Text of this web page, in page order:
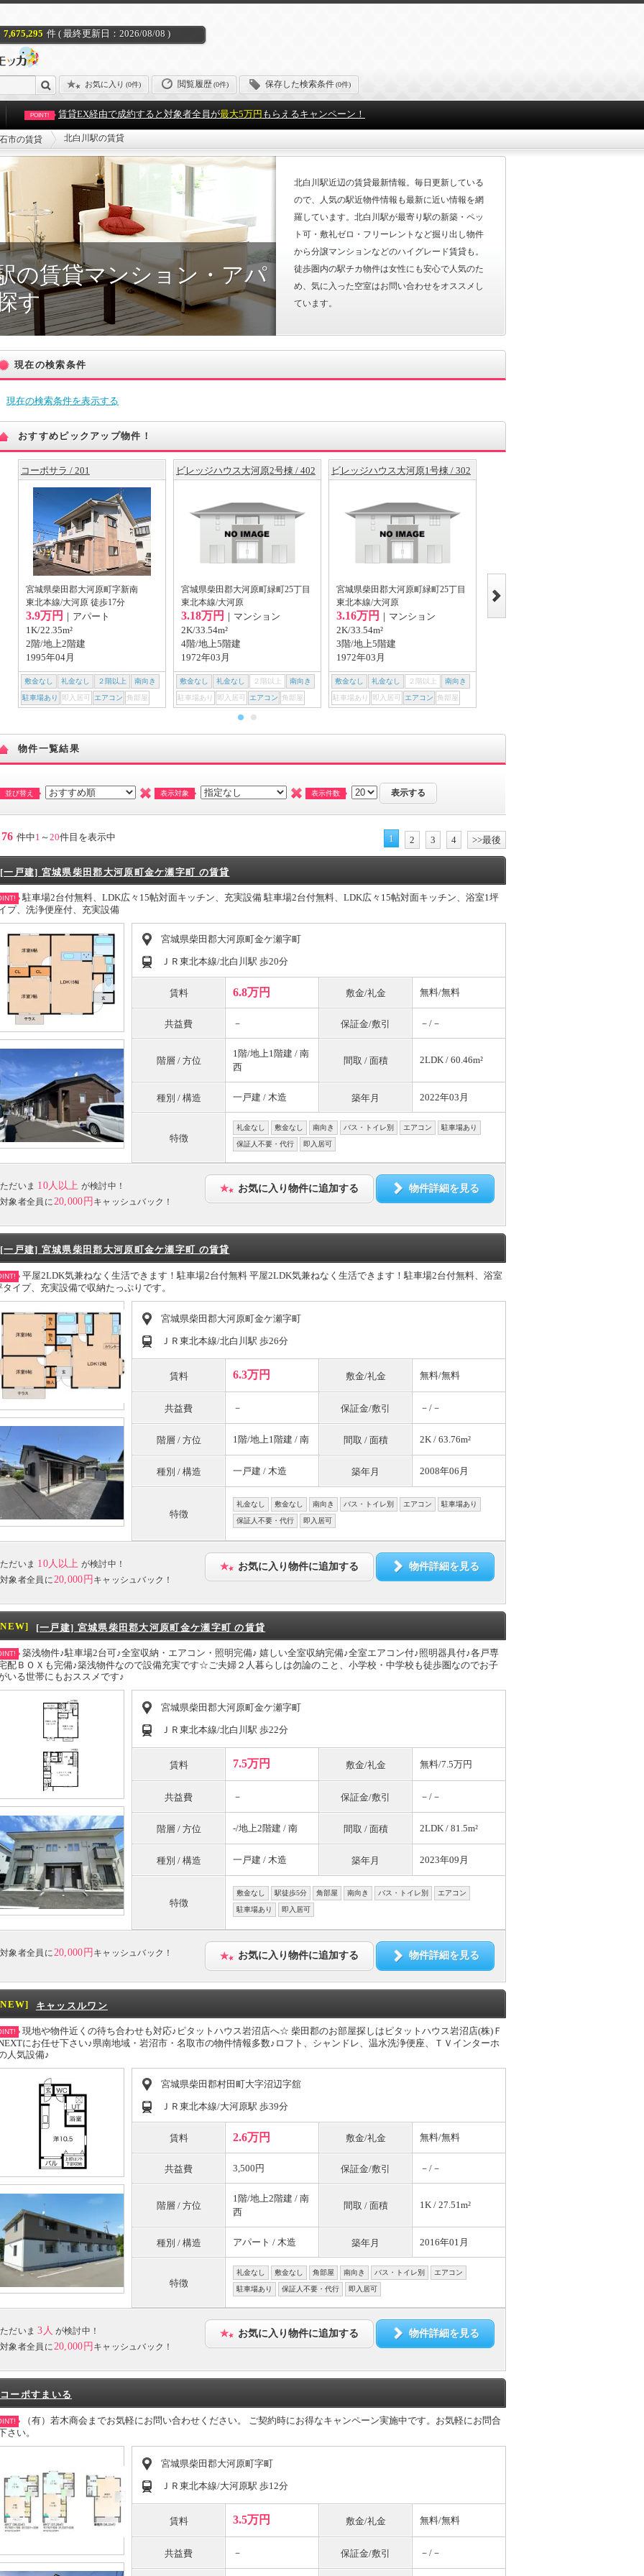
7,675,295 件 ( 最終更新日：2026/08/08 )
お気に入り (0件) 閲覧履歴(0件) 保存した検索条件(0件)
POINT! 賃貸EX経由で成約すると対象者全員が最大5万円 もらえるキャンペーン！
市の賃貸 北白川駅の賃貸
の賃貸マンション・アパ
す
北白川駅近辺の賃貸最新情報。毎日更新している
ので、人気の駅近物件情報も最新に近い情報を網
羅しています。北白川駅が最寄り駅の新築・ペッ
ト可・敷礼ゼロ・フリーレントなど掘り出し物件
から分譲マンションなどのハイグレード賃貸も。
徒歩圏内の駅チカ物件は女性にも安心で人気のた
め、気に入った空室はお問い合わせをオススメし
ています。
現在の検索条件
現在の検索条件を表示する
おすすめピックアップ物件！
コーポサラ / 201
宮城県柴田郡大河原町字新南
東北本線/大河原 徒歩17分
3.9万円 ｜アパート
1K/22.35m²
2階/地上2階建
1995年04月
敷金なし 礼金なし ２階以上 南向き
駐車場あり 即入居可 エアコン 角部屋
ビレッジハウス大河原2号棟 / 402
宮城県柴田郡大河原町緑町25丁目
東北本線/大河原
3.18万円 ｜マンション
2K/33.54m²
4階/地上5階建
1972年03月
敷金なし 礼金なし ２階以上 南向き
駐車場あり 即入居可 エアコン 角部屋
ビレッジハウス大河原1号棟 / 302
宮城県柴田郡大河原町緑町25丁目
東北本線/大河原
3.16万円 ｜マンション
2K/33.54m²
3階/地上5階建
1972年03月
敷金なし 礼金なし ２階以上 南向き
駐車場あり 即入居可 エアコン 角部屋
宮城県柴田郡大河原町緑町25丁目
東北本線/大河原
3.53万円
物件一覧結果
並び替え 表示対象 表示件数
76 件中1 ～ 20件目を表示中 1 2 3 4 >>最後
[一戸建] 宮城県柴田郡大河原町金ケ瀬字町 の賃貸
駐車場2台付無料、LDK広々15帖対面キッチン、充実設備 駐車場2台付無料、LDK広々15帖対面キッチン、浴室1坪
プ、洗浄便座付、充実設備
宮城県柴田郡大河原町金ケ瀬字町
ＪＲ東北本線/北白川駅 歩20分
賃料 6.8万円 敷金/礼金 無料/無料
共益費 － 保証金/敷引 －/－
階層 / 方位
1階/地上1階建 / 南
西
間取 / 面積 2LDK / 60.46m²
種別 / 構造 一戸建 / 木造 築年月 2022年03月
特徴
礼金なし 敷金なし 南向き バス・トイレ別 エアコン 駐車場あり
保証人不要・代行 即入居可
ただいま 10人以上 が検討中！
対象者全員に20,000円 キャッシュバック！
お気に入り物件に追加する 物件詳細を見る
[一戸建] 宮城県柴田郡大河原町金ケ瀬字町 の賃貸
平屋2LDK気兼ねなく生活できます！駐車場2台付無料 平屋2LDK気兼ねなく生活できます！駐車場2台付無料、浴室
タイプ、充実設備で収納たっぷりです。
宮城県柴田郡大河原町金ケ瀬字町
ＪＲ東北本線/北白川駅 歩26分
賃料 6.3万円 敷金/礼金 無料/無料
共益費 － 保証金/敷引 －/－
階層 / 方位 1階/地上1階建 / 南 間取 / 面積 2K / 63.76m²
種別 / 構造 一戸建 / 木造 築年月 2008年06月
特徴
礼金なし 敷金なし 南向き バス・トイレ別 エアコン 駐車場あり
保証人不要・代行 即入居可
ただいま 10人以上 が検討中！
対象者全員に 20,000円 キャッシュバック！
お気に入り物件に追加する 物件詳細を見る
[一戸建] 宮城県柴田郡大河原町金ケ瀬字町 の賃貸
築浅物件♪駐車場2台可♪全室収納・エアコン・照明完備♪ 嬉しい全室収納完備♪全室エアコン付♪照明器具付♪各戸専
配ＢＯＸも完備♪築浅物件なので設備充実です☆ご夫婦２人暮らしは勿論のこと、小学校・中学校も徒歩圏なのでお子
いる世帯にもおススメです♪
宮城県柴田郡大河原町金ケ瀬字町
ＪＲ東北本線/北白川駅 歩22分
賃料 7.5万円 敷金/礼金 無料/7.5万円
共益費 － 保証金/敷引 －/－
階層 / 方位 -/地上2階建 / 南 間取 / 面積 2LDK / 81.5m²
種別 / 構造 一戸建 / 木造 築年月 2023年09月
特徴
敷金なし 駅徒歩5分 角部屋 南向き バス・トイレ別 エアコン
駐車場あり 即入居可
対象者全員に20,000円 キャッシュバック！ お気に入り物件に追加する 物件詳細を見る
キャッスルワン
現地や物件近くの待ち合わせも対応♪ピタットハウス岩沼店へ☆ 柴田郡のお部屋探しはピタットハウス岩沼店(株)Ｆ
にお任せ下さい♪県南地域・岩沼市・名取市の物件情報多数♪ロフト、シャンドレ、温水洗浄便座、ＴＶインターホ
人気設備♪
宮城県柴田郡村田町大字沼辺字舘
ＪＲ東北本線/大河原駅 歩39分
賃料 2.6万円 敷金/礼金 無料/無料
共益費 3,500円 保証金/敷引 －/－
階層 / 方位
1階/地上2階建 / 南
西
間取 / 面積 1K / 27.51m²
種別 / 構造 アパート / 木造 築年月 2016年01月
特徴
礼金なし 敷金なし 角部屋 南向き バス・トイレ別 エアコン
駐車場あり 保証人不要・代行 即入居可
ただいま 3人 が検討中！
対象者全員に20,000円 キャッシュバック！
お気に入り物件に追加する 物件詳細を見る
コーポすまいる
（有）若木商会までお気軽にお問い合わせください。 ご契約時にお得なキャンペーン実施中です。お気軽にお問合
さい。
宮城県柴田郡大河原町字町
ＪＲ東北本線/大河原駅 歩12分
賃料 3.5万円 敷金/礼金 無料/無料
共益費 － 保証金/敷引 －/－